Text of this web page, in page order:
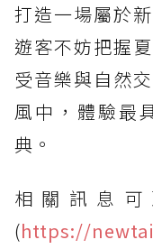
打造一場屬於
遊客不妨把握
受音樂與自然
風中，體驗最
典。
相關訊息
(https://